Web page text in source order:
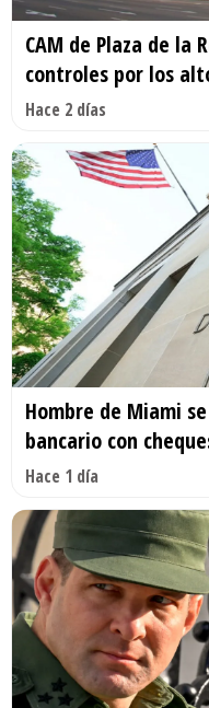
CAM de Plaza de la
controles por los
Hace 2 días
Hombre de Miami
bancario con
Hace 1 día